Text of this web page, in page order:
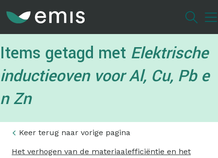
inhoud
Items getagd met Elektrische
inductieoven voor Al, Cu, Pb e
n Zn
Keer terug naar vorige pagina
Het verhogen van de materiaalefficiëntie en het